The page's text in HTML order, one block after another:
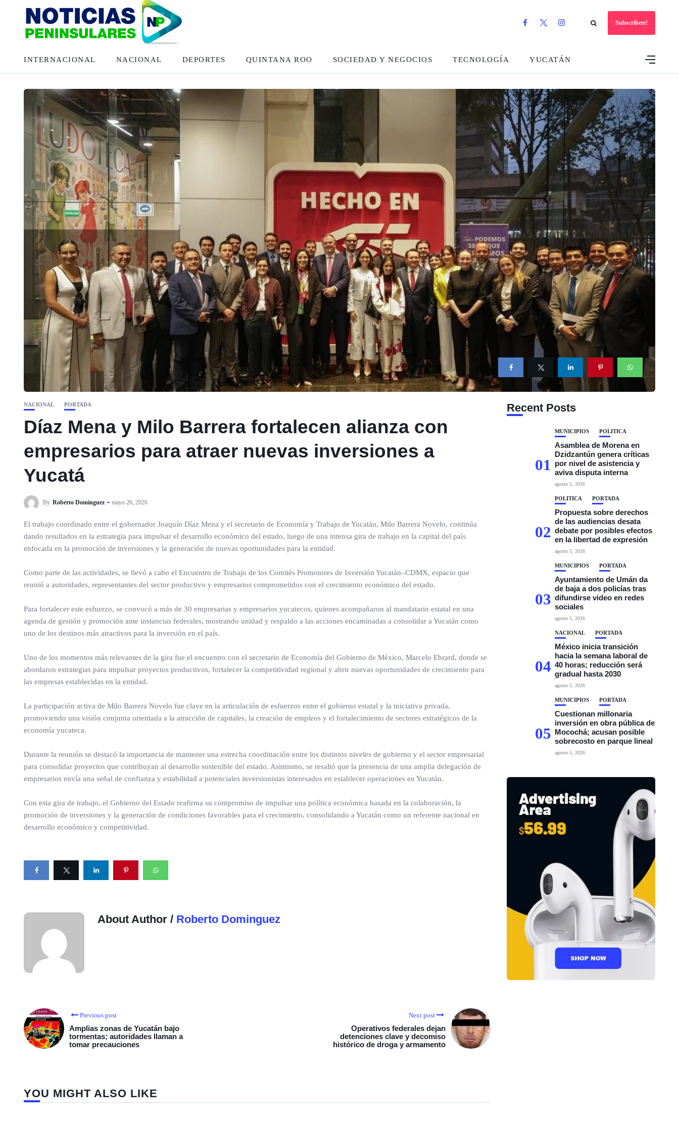
Subscribete!
INTERNACIONAL NACIONAL DEPORTES QUINTANA ROO SOCIEDAD Y NEGOCIOS TECNOLOGÍA YUCATÁN
NACIONAL PORTADA
Díaz Mena y Milo Barrera fortalecen alianza con
empresarios para atraer nuevas inversiones a
Yucatá
By Roberto Dominguez mayo 26, 2026
El trabajo coordinado entre el gobernador Joaquín Díaz Mena y el secretario de Economía y Trabajo de Yucatán, Milo Barrera Novelo, continúa
dando resultados en la estrategia para impulsar el desarrollo económico del estado, luego de una intensa gira de trabajo en la capital del país
enfocada en la promoción de inversiones y la generación de nuevas oportunidades para la entidad.
Como parte de las actividades, se llevó a cabo el Encuentro de Trabajo de los Comités Promotores de Inversión Yucatán–CDMX, espacio que
reunió a autoridades, representantes del sector productivo y empresarios comprometidos con el crecimiento económico del estado.
Para fortalecer este esfuerzo, se convocó a más de 30 empresarias y empresarios yucatecos, quienes acompañaron al mandatario estatal en una
agenda de gestión y promoción ante instancias federales, mostrando unidad y respaldo a las acciones encaminadas a consolidar a Yucatán como
uno de los destinos más atractivos para la inversión en el país.
Uno de los momentos más relevantes de la gira fue el encuentro con el secretario de Economía del Gobierno de México, Marcelo Ebrard, donde se
abordaron estrategias para impulsar proyectos productivos, fortalecer la competitividad regional y abrir nuevas oportunidades de crecimiento para
las empresas establecidas en la entidad.
La participación activa de Milo Barrera Novelo fue clave en la articulación de esfuerzos entre el gobierno estatal y la iniciativa privada,
promoviendo una visión conjunta orientada a la atracción de capitales, la creación de empleos y el fortalecimiento de sectores estratégicos de la
economía yucateca.
Durante la reunión se destacó la importancia de mantener una estrecha coordinación entre los distintos niveles de gobierno y el sector empresarial
para consolidar proyectos que contribuyan al desarrollo sostenible del estado. Asimismo, se resaltó que la presencia de una amplia delegación de
empresarios envía una señal de confianza y estabilidad a potenciales inversionistas interesados en establecer operaciones en Yucatán.
Con esta gira de trabajo, el Gobierno del Estado reafirma su compromiso de impulsar una política económica basada en la colaboración, la
promoción de inversiones y la generación de condiciones favorables para el crecimiento, consolidando a Yucatán como un referente nacional en
desarrollo económico y competitividad.
About Author / Roberto Dominguez
Previous post
Amplias zonas de Yucatán bajo
tormentas; autoridades llaman a
tomar precauciones
Next post
Operativos federales dejan
detenciones clave y decomiso
histórico de droga y armamento
YOU MIGHT ALSO LIKE
Recent Posts
01
MUNICIPIOS POLÍTICA
Asamblea de Morena en
Dzidzantún genera críticas
por nivel de asistencia y
aviva disputa interna
agosto 5, 2026
02
POLÍTICA PORTADA
Propuesta sobre derechos
de las audiencias desata
debate por posibles efectos
en la libertad de expresión
agosto 5, 2026
03
MUNICIPIOS PORTADA
Ayuntamiento de Umán da
de baja a dos policías tras
difundirse video en redes
sociales
agosto 5, 2026
04
NACIONAL PORTADA
México inicia transición
hacia la semana laboral de
40 horas; reducción será
gradual hasta 2030
agosto 5, 2026
05
MUNICIPIOS PORTADA
Cuestionan millonaria
inversión en obra pública de
Mocochá; acusan posible
sobrecosto en parque lineal
agosto 5, 2026